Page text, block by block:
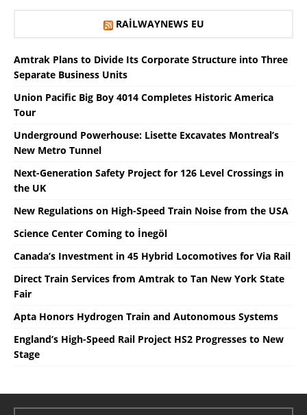
RAILWAYNEWS EU
Amtrak Plans to Divide Its Corporate Structure into Three
Separate Business Units
Union Pacific Big Boy 4014 Completes Historic America
Tour
Underground Powerhouse: Lisette Excavates Montreal’s
New Metro Tunnel
Next-Generation Safety Project for 126 Level Crossings in
the UK
New Regulations on High-Speed ​​Train Noise from the USA
Science Center Coming to İnegöl
Canada’s Investment in 45 Hybrid Locomotives for Via Rail
Direct Train Services from Amtrak to Tan New York State
Fair
Apta Honors Hydrogen Train and Autonomous Systems
England’s High-Speed ​​Rail Project HS2 Progresses to New
Stage